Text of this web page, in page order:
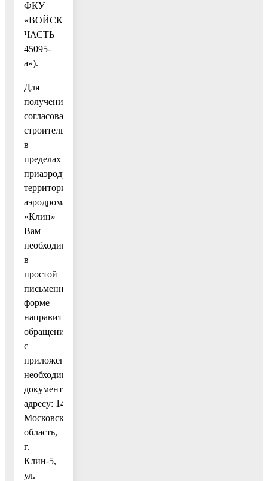
ФКУ
«ВОЙСКОВАЯ
ЧАСТЬ
45095-
а»).
Для
получения
согласования
строительства
в
пределах
приаэродромной
территории
аэродрома
«Клин»
Вам
необходимо
в
простой
письменной
форме
направить
обращение
с
приложением
необходимых
документов по
адресу: 141605,
Московская
область,
г.
Клин-5,
ул.